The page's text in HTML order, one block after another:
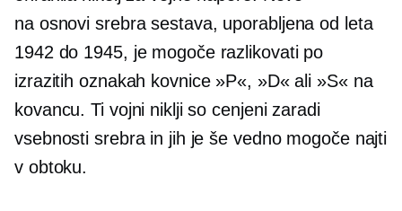
na osnovi srebrasestava, uporabljena od leta
1942 do 1945, je mogoče razlikovati po
izrazitih oznakah kovnice »P«, »D« ali »S« na
kovancu. Ti vojni niklji so cenjeni zaradi
vsebnosti srebra in jih je še vedno mogoče najti
v obtoku.